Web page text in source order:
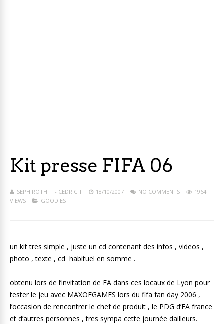
Kit presse FIFA 06
SEPHIROTHFF - CEDRIC T 18/10/2007 NO COMMENTS
1964
VIEWS
GOODIES
un kit tres simple , juste un cd contenant des infos , videos ,
photo , texte , cd habituel en somme .
obtenu lors de l’invitation de EA dans ces locaux de Lyon pour
tester le jeu avec MAXOEGAMES lors du fifa fan day 2006 ,
l’occasion de rencontrer le chef de produit , le PDG d’EA france
et d’autres personnes , tres sympa cette journée dailleurs.